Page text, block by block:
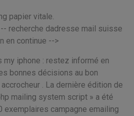
papier vitale.
recherche dadresse mail suisse
en continue -->
iphone : restez informé en
bonnes décisions au bon
. La dernière édition de
mailing system script » a été
exemplaires campagne emailing